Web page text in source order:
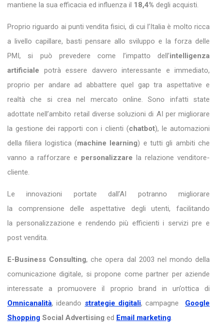
mantiene la sua efficacia ed influenza il 18,4% degli acquisti.
Proprio riguardo ai punti vendita fisici, di cui l’Italia è molto ricca
a livello capillare, basti pensare allo sviluppo e la forza delle
PMI, si può prevedere come l’impatto dell’intelligenza
artificiale potrà essere davvero interessante e immediato,
proprio per andare ad abbattere quel gap tra aspettative e
realtà che si crea nel mercato online. Sono infatti state
adottate nell’ambito retail diverse soluzioni di AI per migliorare
la gestione dei rapporti con i clienti (chatbot), le automazioni
della filiera logistica (machine learning) e tutti gli ambiti che
vanno a rafforzare e personalizzare la relazione venditore-
cliente.
Le innovazioni portate dall’AI potranno migliorare
la comprensione delle aspettative degli utenti, facilitando
la personalizzazione e rendendo più efficienti i servizi pre e
post vendita.
E-Business Consulting, che opera dal 2003 nel mondo della
comunicazione digitale, si propone come partner per aziende
interessate a promuovere il proprio brand in un’ottica di
Omnicanalità, ideando strategie digitali, campagne Google
Shopping Social Advertising ed Email marketing.